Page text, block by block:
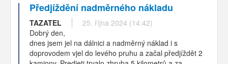
Předjíždění nadměrného nákladu
TAZATEL
25. října 2024 (14:42)
Dobrý den,
dnes jsem jel na dálnici a nadměrný náklad i s
doprovodem vjel do levého pruhu a začal předjíždět 2